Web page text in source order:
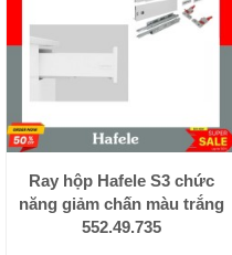
Ray hộp Hafele S3 chức
năng giảm chấn màu trắng
552.49.735